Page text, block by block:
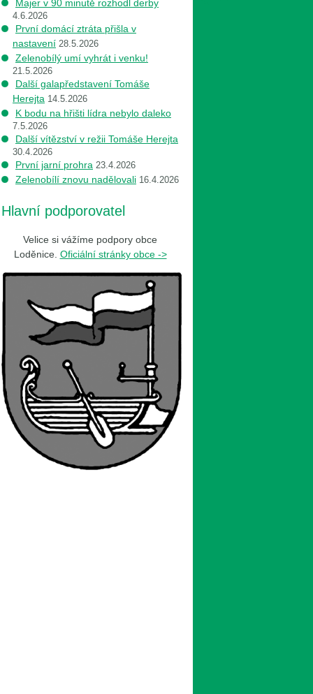
Majer v 90 minutě rozhodl derby
4.6.2026
První domácí ztráta přišla v
nastavení 28.5.2026
Zelenobílý umí vyhrát i venku!
21.5.2026
Další galapředstavení Tomáše
Herejta 14.5.2026
K bodu na hřišti lídra nebylo daleko
7.5.2026
Další vítězství v režii Tomáše Herejta
30.4.2026
První jarní prohra 23.4.2026
Zelenobílí znovu nadělovali 16.4.2026
Hlavní podporovatel
Velice si vážíme podpory obce
Loděnice. Oficiální stránky obce ->